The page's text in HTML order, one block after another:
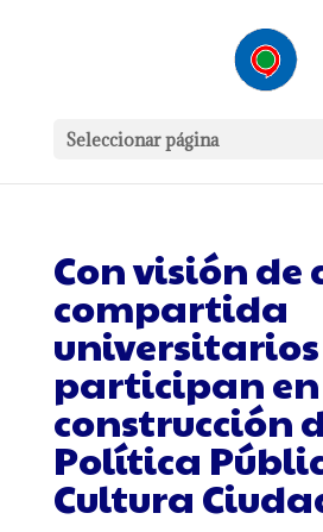
Seleccionar página
Con visión de
compartida
universitarios
participan
construcción
Política
Cultura